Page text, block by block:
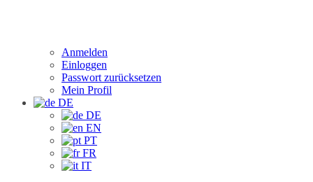
Anmelden
Einloggen
Passwort zurücksetzen
Mein Profil
DE
DE
EN
PT
FR
IT